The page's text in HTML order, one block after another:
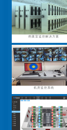
档案室监控解决方案
机房监控系统